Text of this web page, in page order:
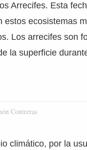
Arrecifes. Esta
ecosistemas
Los arrecifes son
la superficie
Contreras
climático, por la